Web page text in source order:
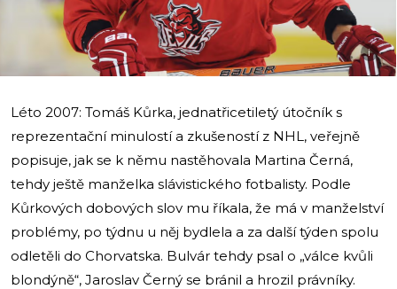
i
Léto 2007: Tomáš Kůrka, jednatřicetiletý útočník s
reprezentační minulostí a zkušeností z NHL, veřejně
popisuje, jak se k němu nastěhovala Martina Černá,
tehdy ještě manželka slávistického fotbalisty. Podle
Kůrkových dobových slov mu říkala, že má v manželství
problémy, po týdnu u něj bydlela a za další týden spolu
odletěli do Chorvatska. Bulvár tehdy psal o „válce kvůli
blondýně“, Jaroslav Černý se bránil a hrozil právníky.